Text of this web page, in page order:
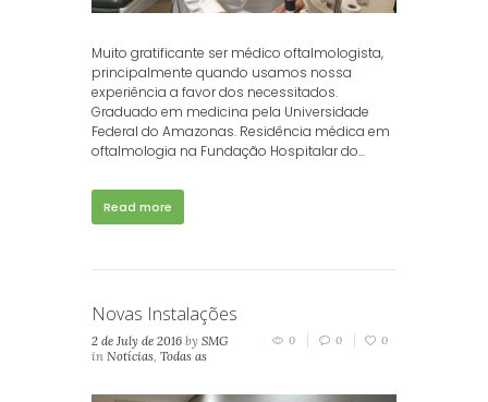
Muito gratificante ser médico oftalmologista,
principalmente quando usamos nossa
experiência a favor dos necessitados.
Graduado em medicina pela Universidade
Federal do Amazonas. Residência médica em
oftalmologia na Fundação Hospitalar do...
Read more
Novas Instalações
2 de July de 2016 by SMG
in Notícias, Todas as
0 0 0